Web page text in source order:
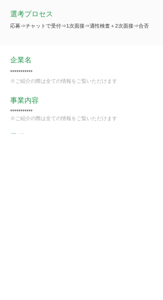
選考プロセス
応募⇒チャットで受付⇒1次面接⇒適性検査＋2次面接⇒合否
企業名
***********
※ご紹介の際は全ての情報をご覧いただけます
事業内容
***********
※ご紹介の際は全ての情報をご覧いただけます
業種